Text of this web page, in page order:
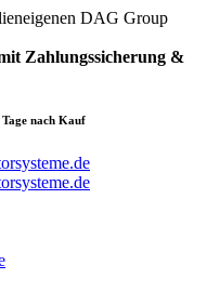
DAG Group
Zahlungssicherung &
Tage nach Kauf